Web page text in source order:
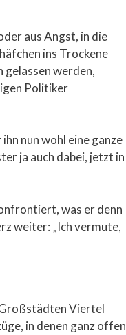
aus Angst, in die
ins Trockene
gelassen werden,
Politiker
nun wohl eine ganze
ja auch dabei, jetzt in
was er denn
weiter: „Ich vermute,
Großstädten Viertel
in denen ganz offen